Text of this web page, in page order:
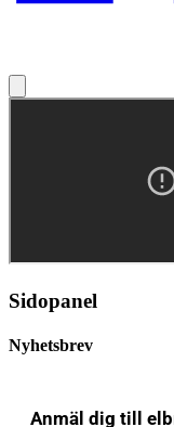
Sidopanel
Nyhetsbrev
Anmäl dig till